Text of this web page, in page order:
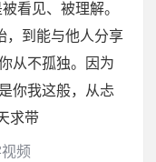
看见、被理解。
，到能与他人分享
从不孤独。因为
你我这般，从忐
求带
频